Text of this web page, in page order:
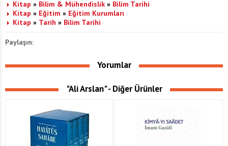
Kitap » Bilim & Mühendislik » Bilim Tarihi
Kitap » Eğitim » Eğitim Kurumları
Kitap » Tarih » Bilim Tarihi
Paylaşın:
Yorumlar
"Ali Arslan" - Diğer Ürünler